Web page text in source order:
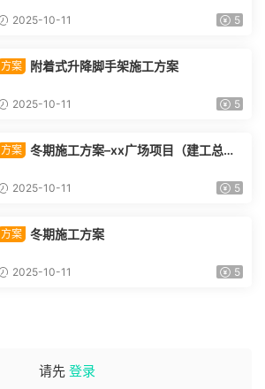
2025-10-11 5
方案 附着式升降脚手架施工方案
2025-10-11 5
方案 冬期施工方案–xx广场项目（建工总承
2025-10-11 5
方案 冬期施工方案
2025-10-11 5
请先 登录